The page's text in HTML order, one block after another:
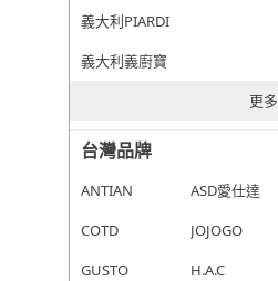
義大利PIARDI
義大利義廚寶
更多
台灣品牌
ANTIAN
ASD愛仕達
COTD
JOJOGO
GUSTO
H.A.C